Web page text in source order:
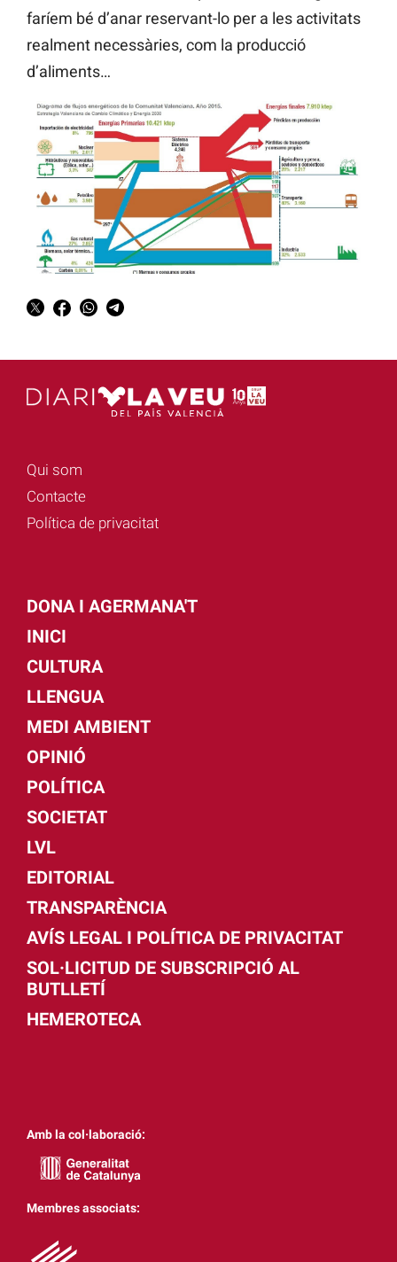
faríem bé d’anar reservant-lo per a les activitats
realment necessàries, com la producció
d’aliments…
Qui som
Contacte
Política de privacitat
DONA I AGERMANA'T
INICI
CULTURA
LLENGUA
MEDI AMBIENT
OPINIÓ
POLÍTICA
SOCIETAT
LVL
EDITORIAL
TRANSPARÈNCIA
AVÍS LEGAL I POLÍTICA DE PRIVACITAT
SOL·LICITUD DE SUBSCRIPCIÓ AL
BUTLLETÍ
HEMEROTECA
Amb la col·laboració:
Membres associats: